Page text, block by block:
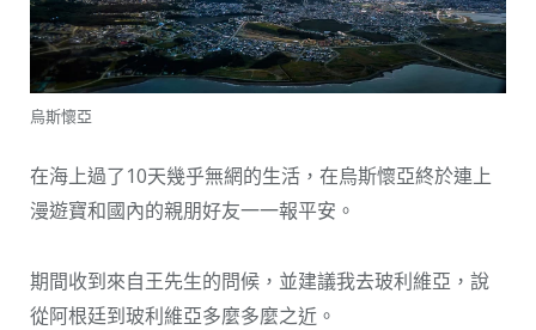
烏斯懷亞
在海上過了10天幾乎無網的生活，在烏斯懷亞終於連上
漫遊寶和國內的親朋好友一一報平安。
期間收到來自王先生的問候，並建議我去玻利維亞，說
從阿根廷到玻利維亞多麼多麼之近。